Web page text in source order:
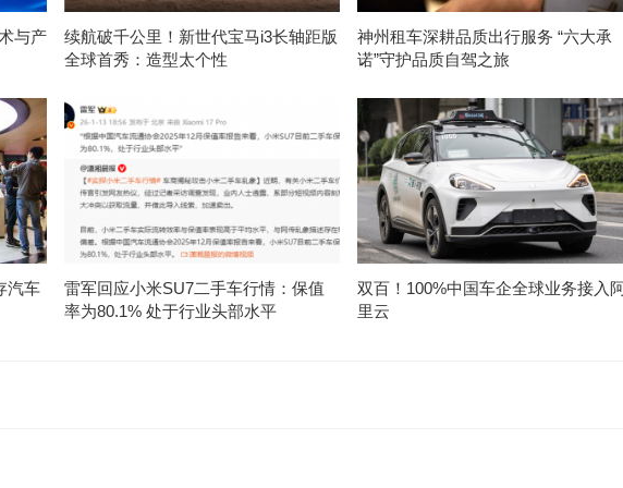
与产
续航破千公里！新世代宝马i3长轴距版
全球首秀：造型太个性
神州租车深耕品质出行服务 “六大承
诺”守护品质自驾之旅
汽车
雷军回应小米SU7二手车行情：保值
率为80.1% 处于行业头部水平
双百！100%中国车企全球业务接入
里云